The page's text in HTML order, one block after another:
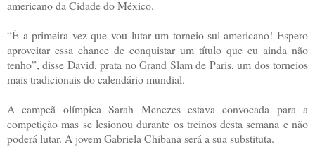
americano da Cidade do México.
“É a primeira vez que vou lutar um torneio sul-americano! Espero
aproveitar essa chance de conquistar um título que eu ainda não
tenho”, disse David, prata no Grand Slam de Paris, um dos torneios
mais tradicionais do calendário mundial.
A campeã olímpica Sarah Menezes estava convocada para a
competição mas se lesionou durante os treinos desta semana e não
poderá lutar. A jovem Gabriela Chibana será a sua substituta.